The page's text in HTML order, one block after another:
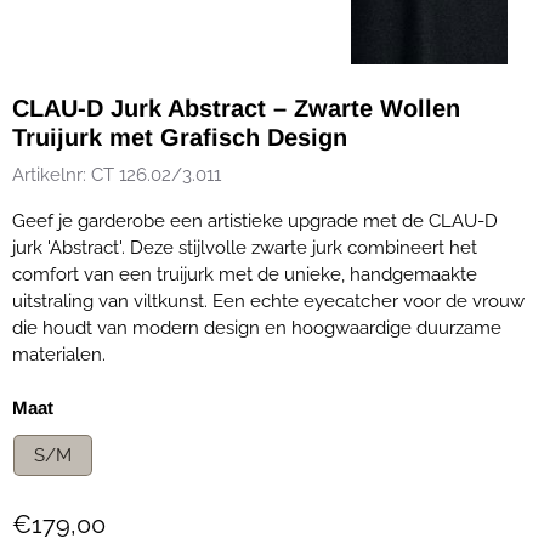
CLAU-D Jurk Abstract – Zwarte Wollen
Truijurk met Grafisch Design
Artikelnr: CT 126.02/3.011
Geef je garderobe een artistieke upgrade met de CLAU-D
jurk 'Abstract'. Deze stijlvolle zwarte jurk combineert het
comfort van een truijurk met de unieke, handgemaakte
uitstraling van viltkunst. Een echte eyecatcher voor de vrouw
die houdt van modern design en hoogwaardige duurzame
materialen.
Maak een keuze voor
Maat
S/M
€179,00